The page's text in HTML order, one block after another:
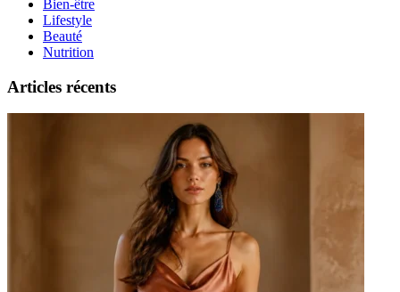
Bien-être
Lifestyle
Beauté
Nutrition
Articles récents